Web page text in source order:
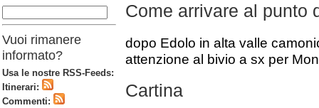
Come arrivare al punto
dopo Edolo in alta valle
attenzione al bivio a sx per
Cartina
Vuoi rimanere
informato?
Usa le nostre RSS-Feeds:
Itinerari:
Commenti: